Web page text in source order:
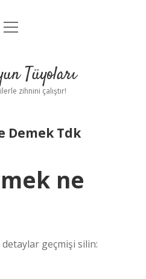
Uyarı
menüyü
Tüyoları
zihnini çalıştır!
Demek Tdk
ne
geçmişi silin: